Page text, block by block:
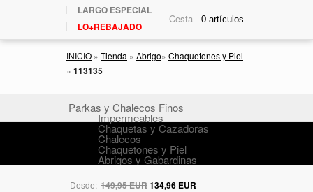
LARGO ESPECIAL
LO+REBAJADO
Cesta -
INICIO » Tienda » Abrigo» Chaquetones y Piel
» 113135
Parkas y Chalecos Finos
Impermeables
Chaquetas y Cazadoras
Chalecos
Chaquetones y Piel
Abrigos y Gabardinas
Desde: 149,95 EUR134,96 EUR